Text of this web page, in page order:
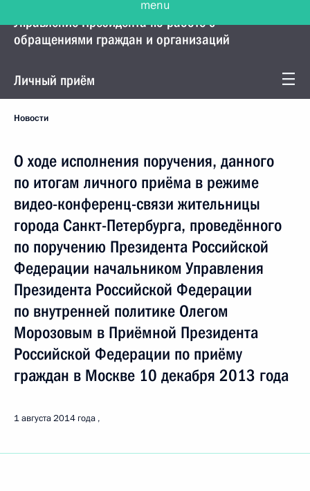
Управление Президента по работе с
обращениями граждан и организаций
Личный приём
Новости
О ходе исполнения поручения, данного
по итогам личного приёма в режиме
видео-конференц-связи жительницы
города Санкт-Петербурга, проведённого
по поручению Президента Российской
Федерации начальником Управления
Президента Российской Федерации
по внутренней политике Олегом
Морозовым в Приёмной Президента
Российской Федерации по приёму
граждан в Москве 10 декабря 2013 года
1 августа 2014 года